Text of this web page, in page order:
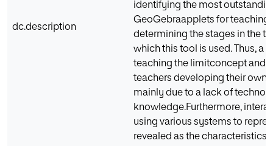
dc.description
identifying the most
GeoGebraapplets for teaching
determining the stages in the
which this tool is used. Thus, a
teaching the limitconcept and
teachers developing their own
mainly due to a lack of
knowledge.Furthermore,
using various systems to
revealed as the characteristics